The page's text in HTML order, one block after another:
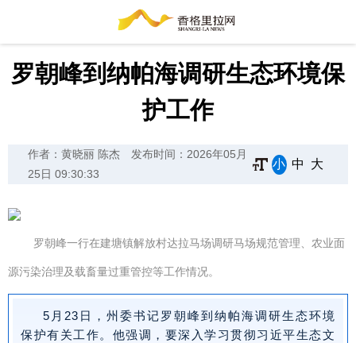
罗朝峰到纳帕海调研生态环境保
护工作
作者：黄晓丽 陈杰
发布时间：2026年05月
25日 09:30:33
小 中 大
罗朝峰一行在建塘镇解放村达拉马场调研马场规范管理、农业面
源污染治理及载畜量过重管控等工作情况。
5月23日，州委书记罗朝峰到纳帕海调研生态环境
保护有关工作。他强调，要深入学习贯彻习近平生态文